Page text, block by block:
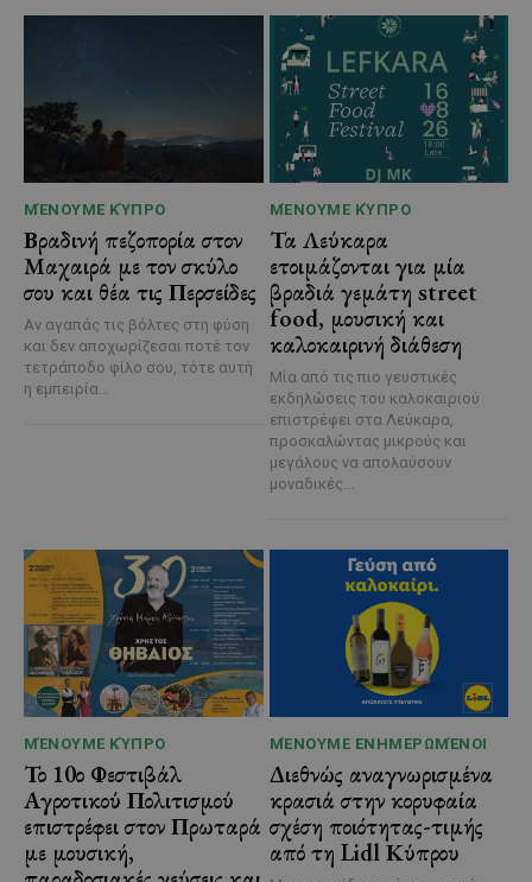
ΜΈΝΟΥΜΕ ΚΎΠΡΟ
Βραδινή πεζοπορία στον
Μαχαιρά με τον σκύλο
σου και θέα τις Περσείδες
Αν αγαπάς τις βόλτες στη φύση
και δεν αποχωρίζεσαι ποτέ τον
τετράποδο φίλο σου, τότε αυτή
η εμπειρία...
ΜΈΝΟΥΜΕ ΚΎΠΡΟ
Τα Λεύκαρα
ετοιμάζονται για μία
βραδιά γεμάτη street
food, μουσική και
καλοκαιρινή διάθεση
Μία από τις πιο γευστικές
εκδηλώσεις του καλοκαιριού
επιστρέφει στα Λεύκαρα,
προσκαλώντας μικρούς και
μεγάλους να απολαύσουν
μοναδικές...
ΜΈΝΟΥΜΕ ΚΎΠΡΟ
Το 10ο Φεστιβάλ
Αγροτικού Πολιτισμού
επιστρέφει στον Πρωταρά
με μουσική,
ΜΈΝΟΥΜΕ ΕΝΗΜΕΡΩΜΈΝΟΙ
Διεθνώς αναγνωρισμένα
κρασιά στην κορυφαία
σχέση ποιότητας-τιμής
από τη Lidl Κύπρου